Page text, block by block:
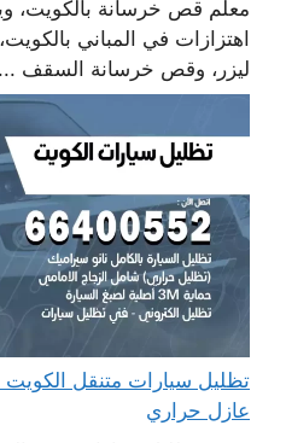
معلم قص خرسانة بالكويت،
اهتزازات في المباني
ليزر، وقص خرسانة السقف ...
عازل حراري